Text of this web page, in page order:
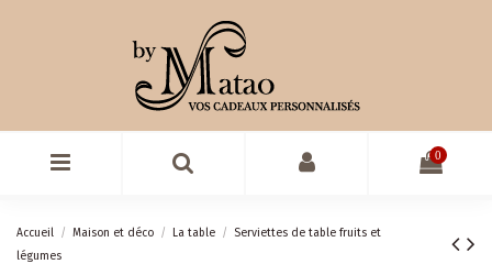
0
Accueil Maison et déco La table
Serviettes de table fruits et
légumes